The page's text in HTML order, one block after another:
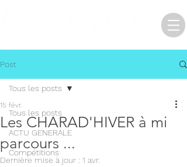
Post
Tous les posts
ACTU GENERALE
Compétitions
Tous les posts
Les CHARAD'HIVER à mi
parcours ...
15 févr.
Dernière mise à jour : 1 avr.